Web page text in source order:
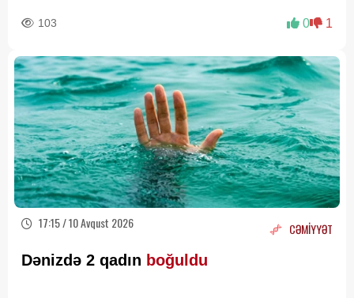
103 0 1
17:15 / 10 Avqust 2026 CƏMİYYƏT
Dənizdə 2 qadın boğuldu